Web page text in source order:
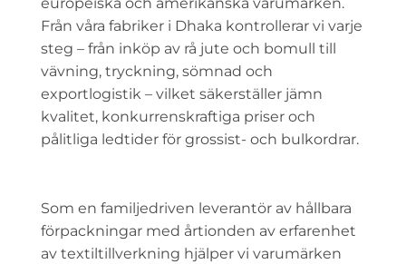
Från våra fabriker i Dhaka kontrollerar vi varje
steg – från inköp av rå jute och bomull till
vävning, tryckning, sömnad och
exportlogistik – vilket säkerställer jämn
kvalitet, konkurrenskraftiga priser och
pålitliga ledtider för grossist- och bulkordrar.
Som en familjedriven leverantör av hållbara
förpackningar med årtionden av erfarenhet
av textiltillverkning hjälper vi varumärken